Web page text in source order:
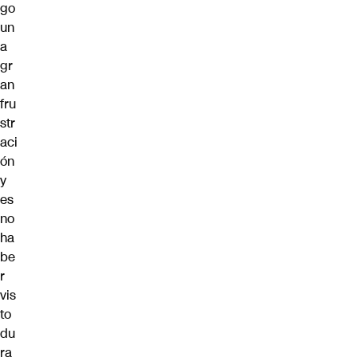
go
un
a
gr
an
fru
str
aci
ón
y
es
no
ha
be
r
vis
to
du
ra